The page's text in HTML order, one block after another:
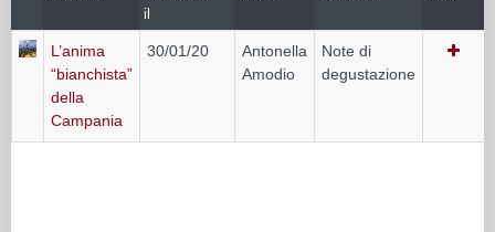
il
L’anima
“bianchista”
della
Campania
30/01/20
Antonella
Amodio
Note di
degustazione